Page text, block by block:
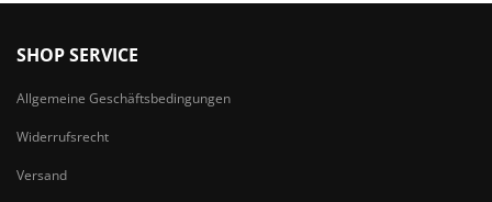
SHOP SERVICE
Allgemeine Geschäftsbedingungen
Widerrufsrecht
Versand